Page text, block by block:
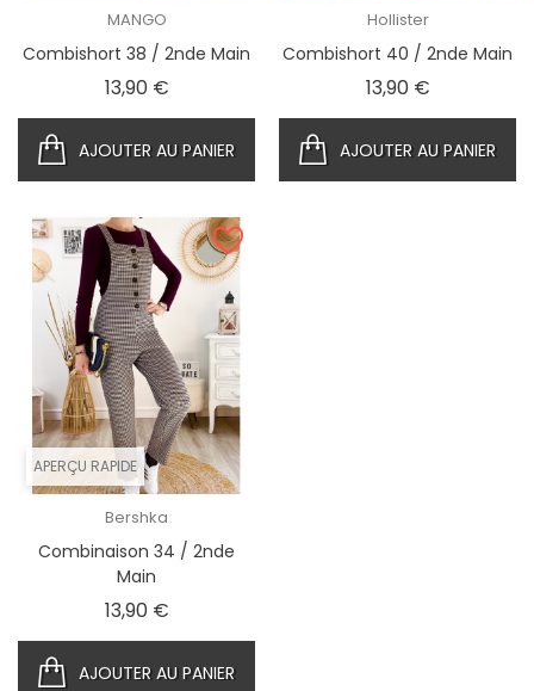
MANGO
Combishort 38 / 2nde Main
13,90 €Prix
AJOUTER AU PANIER
Hollister
Combishort 40 / 2nde Main
13,90 €Prix
AJOUTER AU PANIER
APERÇU RAPIDE
Bershka
Combinaison 34 / 2nde
Main
13,90 €Prix
AJOUTER AU PANIER